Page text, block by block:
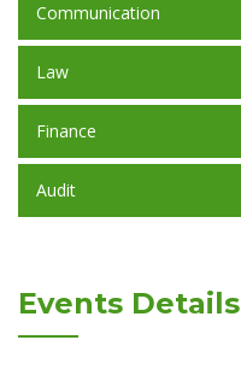
Communication
Law
Finance
Audit
Events Details